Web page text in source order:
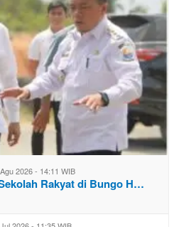
2026 - 14:11 WIB
Rakyat di Bungo H…